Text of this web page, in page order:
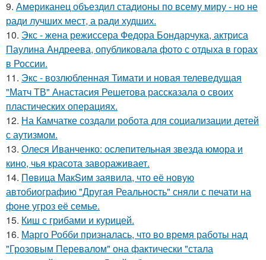
9. Американец объездил стадионы по всему миру - но не
ради лучших мест, а ради худших.
10. Экс - жена режиссера Федора Бондарчука, актриса
Паулина Андреева, опубликовала фото с отдыха в горах
в России.
11. Экс - возлюбленная Тимати и новая телеведущая
"Матч ТВ" Анастасия Решетова рассказала о своих
пластических операциях.
12. На Камчатке создали робота для социализации детей
с аутизмом.
13. Олеся Иванченко: ослепительная звезда юмора и
кино, чья красота завораживает.
14. Пeвица MакSим заявила, что её новую
автобиографию "Другая Реальность" сняли с печати на
фоне угроз её семье.
15. Киш с грибами и курицей.
16. Марго Робби призналась, что во время работы над
"Грозовым Перевалом" она фактически "стала